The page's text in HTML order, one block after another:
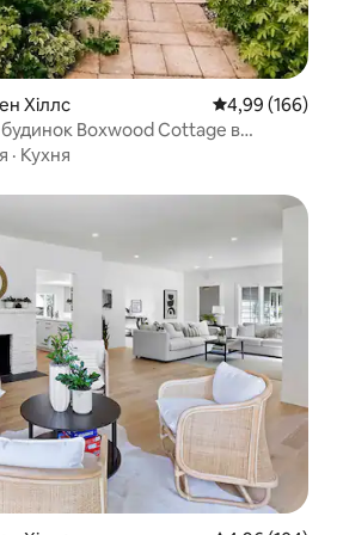
Хіллс Середня
4,99 (166)
будинок Boxwood Cottage в
· Кухня